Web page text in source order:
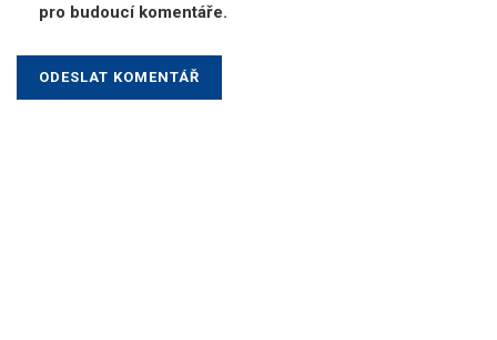
pro budoucí komentáře.